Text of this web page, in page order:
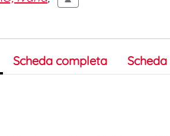
Scheda completa